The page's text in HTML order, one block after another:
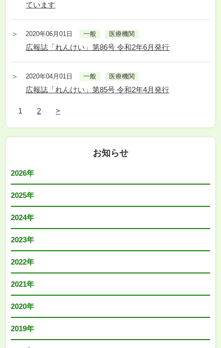
ています
2020年06月01日 一般 医療機関
広報誌「れんけい」第86号 令和2年6月発行
2020年04月01日 一般 医療機関
広報誌「れんけい」第85号 令和2年4月発行
1 2 >
お知らせ
2026年
2025年
2024年
2023年
2022年
2021年
2020年
2019年